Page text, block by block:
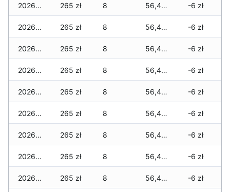
2026-08-06 265 zł 8 56,455 zł -6 zł
2026-08-05 265 zł 8 56,455 zł -6 zł
2026-08-04 265 zł 8 56,455 zł -6 zł
2026-08-03 265 zł 8 56,455 zł -6 zł
2026-08-02 265 zł 8 56,425 zł -6 zł
2026-08-01 265 zł 8 56,425 zł -6 zł
2026-07-31 265 zł 8 56,425 zł -6 zł
2026-07-29 265 zł 8 56,425 zł -6 zł
2026-07-28 265 zł 8 56,425 zł -6 zł